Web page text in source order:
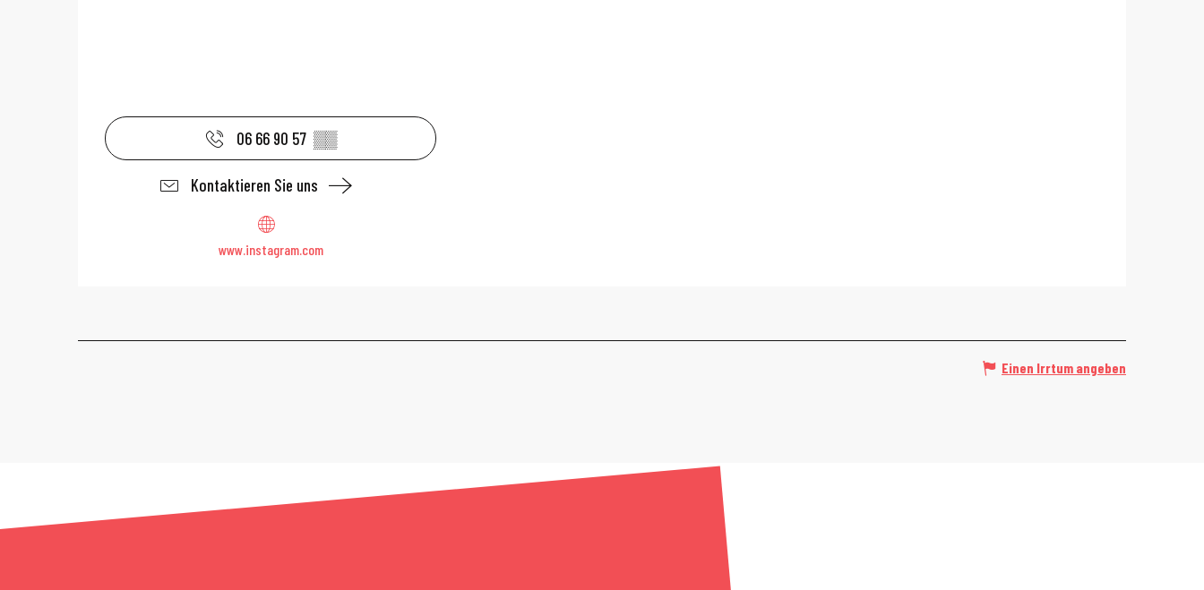
06 66 90 57 ▒▒
Kontaktieren Sie uns
www.instagram.com
Einen Irrtum angeben